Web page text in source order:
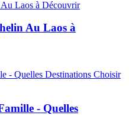
Au Laos à
- Quelles